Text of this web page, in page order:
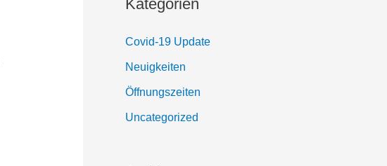
Kategorien
Covid-19 Update
Neuigkeiten
Öffnungszeiten
Uncategorized